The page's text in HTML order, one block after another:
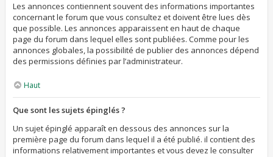
Les annonces contiennent souvent des informations importantes
concernant le forum que vous consultez et doivent être lues dès
que possible. Les annonces apparaissent en haut de chaque
page du forum dans lequel elles sont publiées. Comme pour les
annonces globales, la possibilité de publier des annonces dépend
des permissions définies par l’administrateur.
Haut
Que sont les sujets épinglés ?
Un sujet épinglé apparaît en dessous des annonces sur la
première page du forum dans lequel il a été publié. il contient des
informations relativement importantes et vous devez le consulter